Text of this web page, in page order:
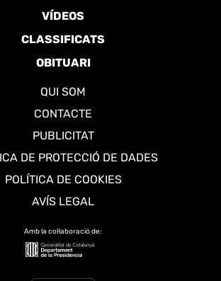
VÍDEOS
CLASSIFICATS
OBITUARI
QUI SOM
CONTACTE
PUBLICITAT
DE PROTECCIÓ DE DADES
POLÍTICA DE COOKIES
AVÍS LEGAL
Amb la col·laboració de: